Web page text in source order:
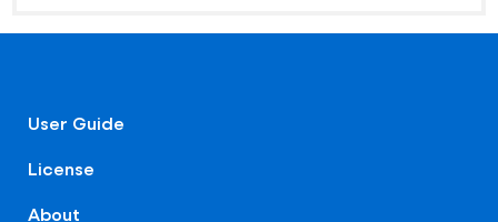
User Guide
License
About